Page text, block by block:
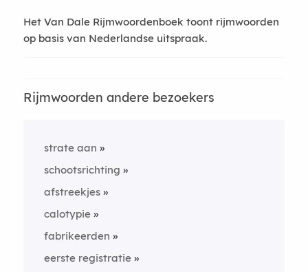
Het Van Dale Rijmwoordenboek toont rijmwoorden
op basis van Nederlandse uitspraak.
Rijmwoorden andere bezoekers
strate aan
schootsrichting
afstreekjes
calotypie
fabrikeerden
eerste registratie